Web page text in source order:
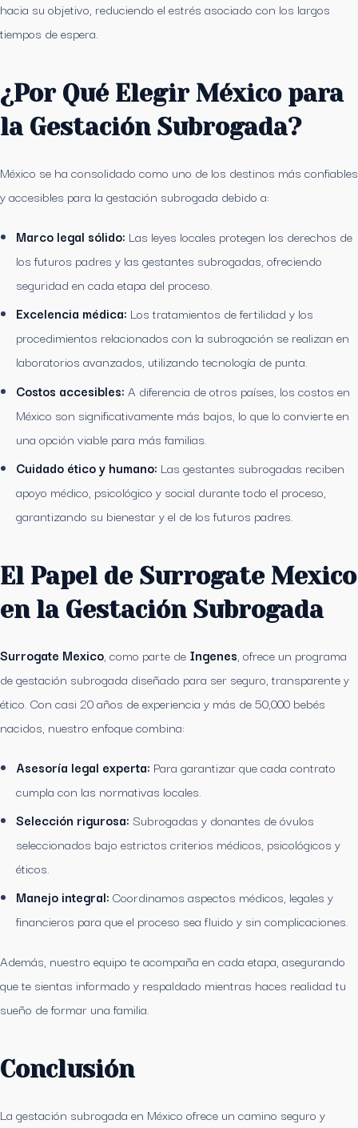
hacia su objetivo, reduciendo el estrés asociado con los largos
tiempos de espera.
¿Por Qué Elegir México para
la Gestación Subrogada?
México se ha consolidado como uno de los destinos más confiables
y accesibles para la gestación subrogada debido a:
Marco legal sólido: Las leyes locales protegen los derechos de
los futuros padres y las gestantes subrogadas, ofreciendo
seguridad en cada etapa del proceso.
Excelencia médica: Los tratamientos de fertilidad y los
procedimientos relacionados con la subrogación se realizan en
laboratorios avanzados, utilizando tecnología de punta.
Costos accesibles: A diferencia de otros países, los costos en
México son significativamente más bajos, lo que lo convierte en
una opción viable para más familias.
Cuidado ético y humano: Las gestantes subrogadas reciben
apoyo médico, psicológico y social durante todo el proceso,
garantizando su bienestar y el de los futuros padres.
El Papel de Surrogate Mexico
en la Gestación Subrogada
Surrogate Mexico, como parte de Ingenes, ofrece un programa
de gestación subrogada diseñado para ser seguro, transparente y
ético. Con casi 20 años de experiencia y más de 50,000 bebés
nacidos, nuestro enfoque combina:
Asesoría legal experta: Para garantizar que cada contrato
cumpla con las normativas locales.
Selección rigurosa: Subrogadas y donantes de óvulos
seleccionados bajo estrictos criterios médicos, psicológicos y
éticos.
Manejo integral: Coordinamos aspectos médicos, legales y
financieros para que el proceso sea fluido y sin complicaciones.
Además, nuestro equipo te acompaña en cada etapa, asegurando
que te sientas informado y respaldado mientras haces realidad tu
sueño de formar una familia.
Conclusión
La gestación subrogada en México ofrece un camino seguro y